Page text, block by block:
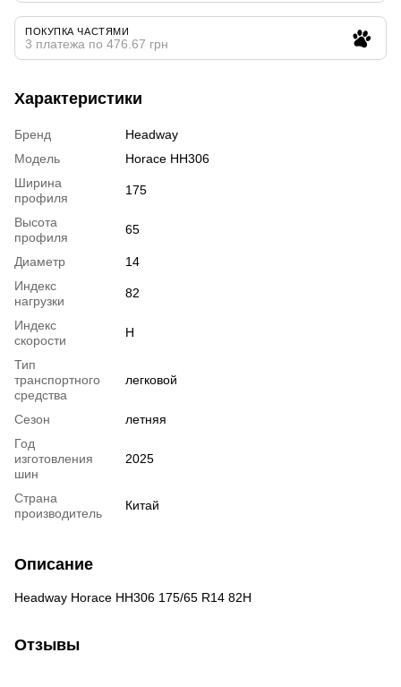
ПОКУПКА ЧАСТЯМИ
3 платежа по 476.67 грн
Характеристики
Бренд
Headway
Модель
Horace HH306
Ширина
профиля
175
Высота
профиля
65
Диаметр
14
Индекс
нагрузки
82
Индекс
скорости
H
Тип
транспортного
средства
легковой
Сезон
летняя
Год
изготовления
шин
2025
Страна
производитель
Китай
Описание
Headway Horace HH306 175/65 R14 82H
Отзывы